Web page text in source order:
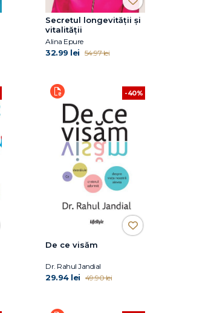
Secretul longevității și
vitalității
Alina Epure
32.99 lei 54.97 lei
-40%
De ce visăm
Dr. Rahul Jandial
29.94 lei 49.90 lei